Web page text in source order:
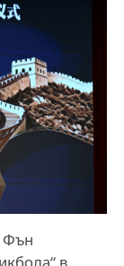
Фън
в